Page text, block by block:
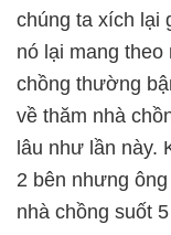
chúng ta xích lại
nó lại mang
chồng thường
về thăm nhà
lâu như lần này.
2 bên nhưng
nhà chồng suốt